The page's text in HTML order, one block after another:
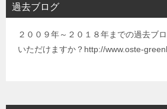
過去ブログ
２００９年～２０１８年までの過去ブ
いただけますか？http://www.oste-